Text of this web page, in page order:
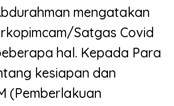
mengatakan
Satgas Covid
hal. Kepada Para
kesiapan dan
(Pemberlakuan